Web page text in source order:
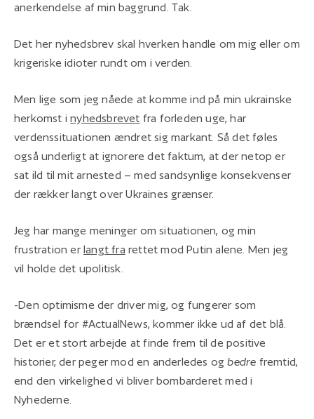
anerkendelse af min baggrund. Tak.
Det her nyhedsbrev skal hverken handle om mig eller om
krigeriske idioter rundt om i verden.
Men lige som jeg nåede at komme ind på min ukrainske
herkomst inyhedsbrevet fra forleden uge, har
verdenssituationen ændret sig markant. Så det føles
også underligt at ignorere det faktum, at der netop er
sat ild til mit arnested – med sandsynlige konsekvenser
der rækker langt over Ukraines grænser.
Jeg har mange meninger om situationen, og min
frustration erlangt fra rettet mod Putin alene. Men jeg
vil holde det upolitisk.
-Den optimisme der driver mig, og fungerer som
brændsel for #ActualNews, kommer ikke ud af det blå.
Det er et stort arbejde at finde frem til de positive
historier, der peger mod en anderledes ogbedre fremtid,
end den virkelighed vi bliver bombarderet med i
Nyhederne.